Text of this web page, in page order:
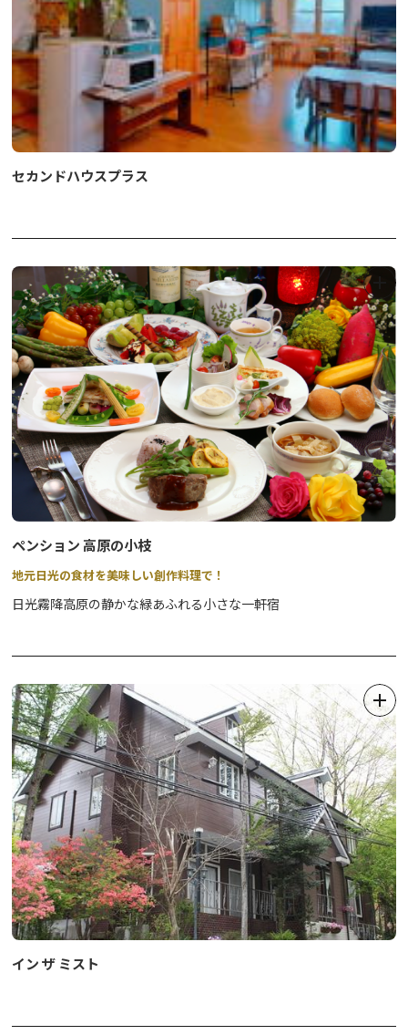
セカンドハウスプラス
ペンション 高原の小枝
地元日光の食材を美味しい創作料理で！
日光霧降高原の静かな緑あふれる小さな一軒宿
イン ザ ミスト